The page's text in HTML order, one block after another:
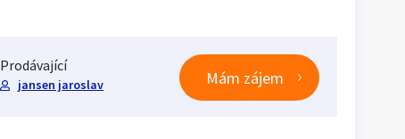
Sdílet na Facebooku
Prodávající
jansen jaroslav Mám zájem